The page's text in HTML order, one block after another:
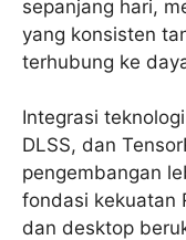
sepanjang hari,
yang konsisten
terhubung ke
Integrasi
DLSS, dan
pengembangan
fondasi kekuatan
dan desktop